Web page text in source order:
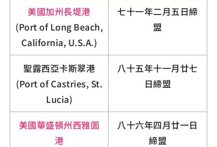
美國加州長堤港
(Port of Long Beach,
California, U.S.A.)
七十一年二月五日締
盟
聖露西亞卡斯翠港
(Port of Castries, St.
Lucia)
八十五年十一月廿七
日締盟
美國華盛頓州西雅圖
港
八十六年四月廿一日
締盟